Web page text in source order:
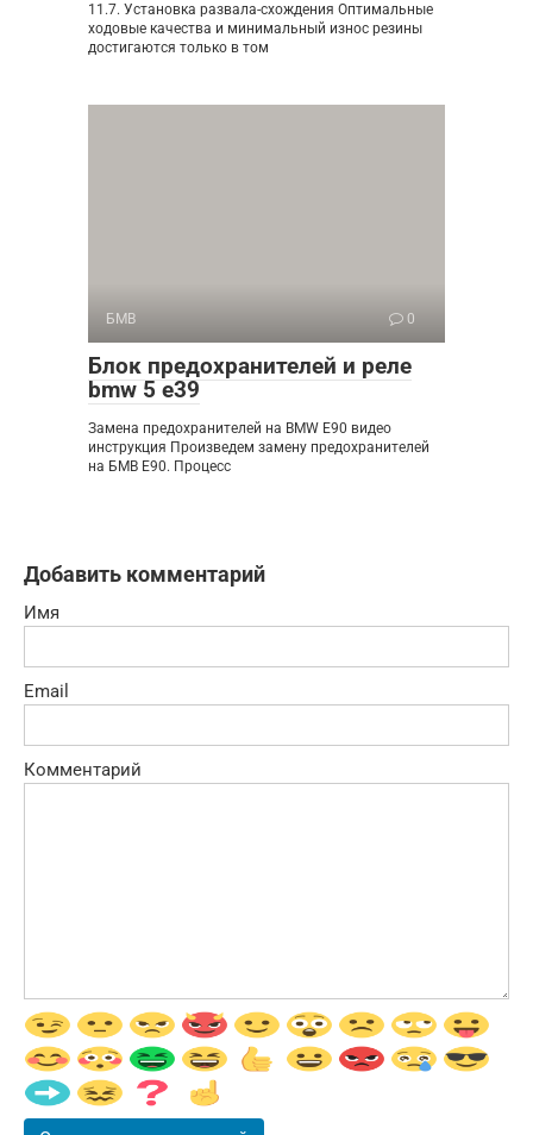
11.7. Установка развала-схождения Оптимальные
ходовые качества и минимальный износ резины
достигаются только в том
БМВ 0
Блок предохранителей и реле
bmw 5 e39
Замена предохранителей на BMW E90 видео
инструкция Произведем замену предохранителей
на БМВ Е90. Процесс
Добавить комментарий
Имя
Email
Комментарий